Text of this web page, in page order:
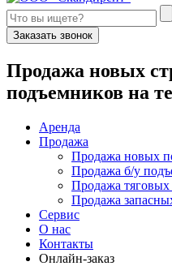
Заказать звонок
Продажа новых
подъемников на
Аренда
Продажа
Продажа новых
Продажа б/у
Продажа тяговых
Продажа
Сервис
О нас
Контакты
Онлайн-заказ